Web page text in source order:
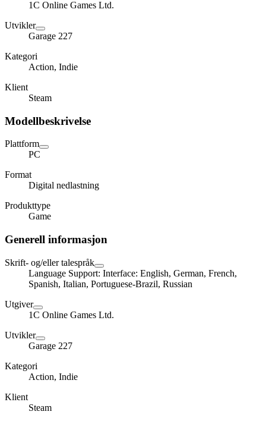
1C Online Games Ltd.
Utvikler
Garage 227
Kategori
Action, Indie
Klient
Steam
Modellbeskrivelse
Plattform
PC
Format
Digital nedlastning
Produkttype
Game
Generell informasjon
Skrift- og/eller talespråk
Language Support: Interface: English, German, French,
Spanish, Italian, Portuguese-Brazil, Russian
Utgiver
1C Online Games Ltd.
Utvikler
Garage 227
Kategori
Action, Indie
Klient
Steam